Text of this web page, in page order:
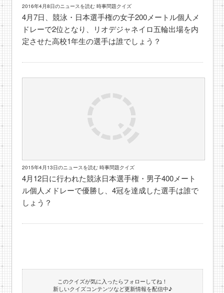
2016年4月8日のニュースを読む 時事問題クイズ
4月7日、競泳・日本選手権の女子200メートル個人メ
ドレーで2位となり、リオデジャネイロ五輪出場を内
定させた高校1年生の選手は誰でしょう？
2015年4月13日のニュースを読む 時事問題クイズ
4月12日に行われた競泳日本選手権・男子400メート
ル個人メドレーで優勝し、4冠を達成した選手は誰で
しょう？
このクイズが気に入ったらフォローしてね！
新しいクイズコンテンツなど更新情報を配信中♪